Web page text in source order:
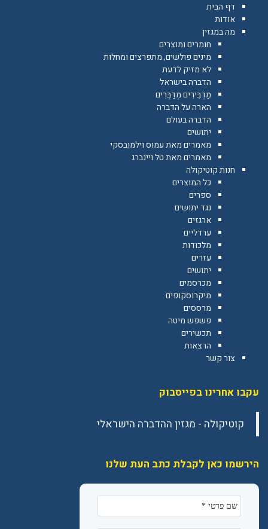
דף הבית
אודות
מה במגזין
חומרים ומוצרים
מינים פולשים, מתפרצים ומחלות
לא מזיק לדעת
הדברה בישראל
מַדְבִּירִים מְדַבְּרִים
הארה על הדברה
הדברה בעולם
יתושים
מאמרים מאת עמוס וילמובסקי
מאמרים מאת טל ויינברג
חנות קוטיקולה
כל המוצרים
ספרים
נגד יתושים
ארגזים
ערדליים
מלכודות
עזרים
יתושים
מכרסמים
מיקרוסקופים
מרססים
פשפש מיטה
תכשירים
הרצאות
צור קשר
עקבו אחרינו בפייסבוק
הירשמו כאן לקבלת כתב העת שלנו